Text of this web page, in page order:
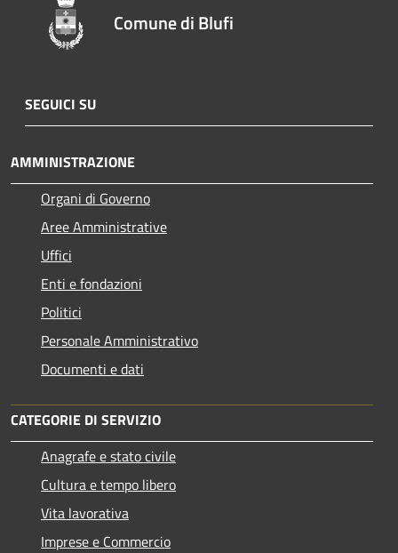
Comune di Blufi
SEGUICI SU
AMMINISTRAZIONE
Organi di Governo
Aree Amministrative
Uffici
Enti e fondazioni
Politici
Personale Amministrativo
Documenti e dati
CATEGORIE DI SERVIZIO
Anagrafe e stato civile
Cultura e tempo libero
Vita lavorativa
Imprese e Commercio